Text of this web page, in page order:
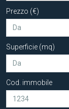
Prezzo (€)
Superficie (mq)
Cod. immobile